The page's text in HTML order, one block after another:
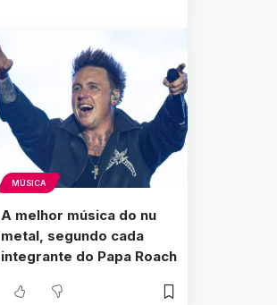
MÚSICA
A melhor música do nu
metal, segundo cada
integrante do Papa Roach